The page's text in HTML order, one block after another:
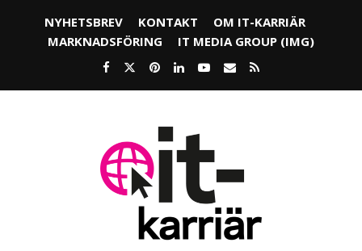
NYHETSBREV KONTAKT
OM IT-KARRIÄR
MARKNADSFÖRING
IT MEDIA GROUP (IMG)